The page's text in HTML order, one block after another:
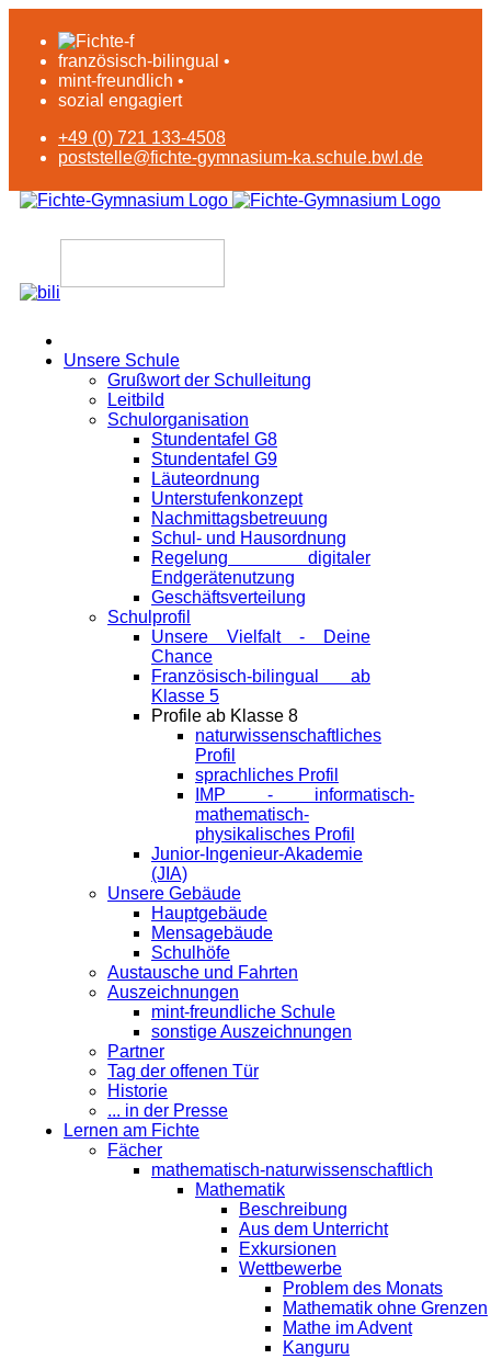
französisch-bilingual •
mint-freundlich •
sozial engagiert
+49 (0) 721 133-4508
poststelle@fichte-gymnasium-ka.schule.bwl.de
Unsere Schule
Grußwort der Schulleitung
Leitbild
Schulorganisation
Stundentafel G8
Stundentafel G9
Läuteordnung
Unterstufenkonzept
Nachmittagsbetreuung
Schul- und Hausordnung
Regelung digitaler
Endgeräte­nutzung
Geschäftsverteilung
Schulprofil
Unsere Vielfalt - Deine
Chance
Französisch-bilingual ab
Klasse 5
Profile ab Klasse 8
naturwissenschaftliches
Profil
sprachliches Profil
IMP - informatisch-
mathematisch-
physikalisches Profil
Junior-Ingenieur-Akademie
(JIA)
Unsere Gebäude
Hauptgebäude
Mensagebäude
Schulhöfe
Austausche und Fahrten
Auszeichnungen
mint-freundliche Schule
sonstige Auszeichnungen
Partner
Tag der offenen Tür
Historie
... in der Presse
Lernen am Fichte
Fächer
mathematisch-naturwissenschaftlich
Mathematik
Beschreibung
Aus dem Unterricht
Exkursionen
Wettbewerbe
Problem des Monats
Mathematik ohne Grenzen
Mathe im Advent
Kanguru